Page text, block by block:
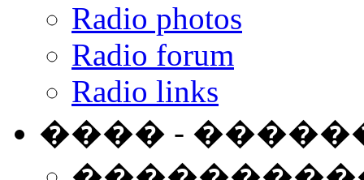
Radio photos
Radio forum
Radio links
���� -